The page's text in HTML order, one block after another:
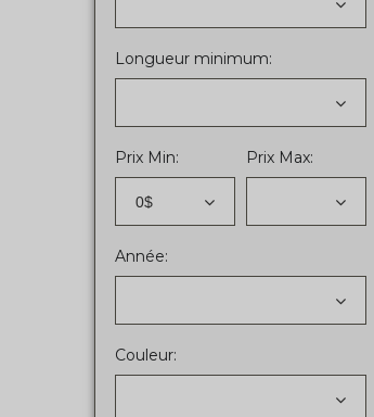
Longueur minimum:
Prix Min:
0$
Prix Max:
Année:
Couleur: